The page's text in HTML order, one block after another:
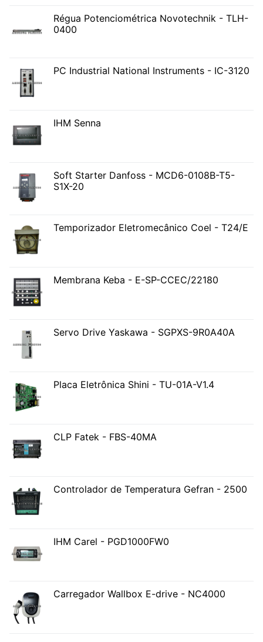
Régua Potenciométrica Novotechnik - TLH-
0400
PC Industrial National Instruments - IC-3120
IHM Senna
Soft Starter Danfoss - MCD6-0108B-T5-
S1X-20
Temporizador Eletromecânico Coel - T24/E
Membrana Keba - E-SP-CCEC/22180
Servo Drive Yaskawa - SGPXS-9R0A40A
Placa Eletrônica Shini - TU-01A-V1.4
CLP Fatek - FBS-40MA
Controlador de Temperatura Gefran - 2500
IHM Carel - PGD1000FW0
Carregador Wallbox E-drive - NC4000